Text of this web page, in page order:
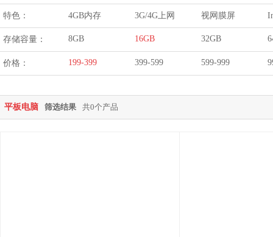
特色： 4GB内存 3G/4G上网 视网膜屏
存储容量： 8GB 16GB 32GB
价格： 199-399 399-599 599-999
平板电脑 筛选结果 共0个产品